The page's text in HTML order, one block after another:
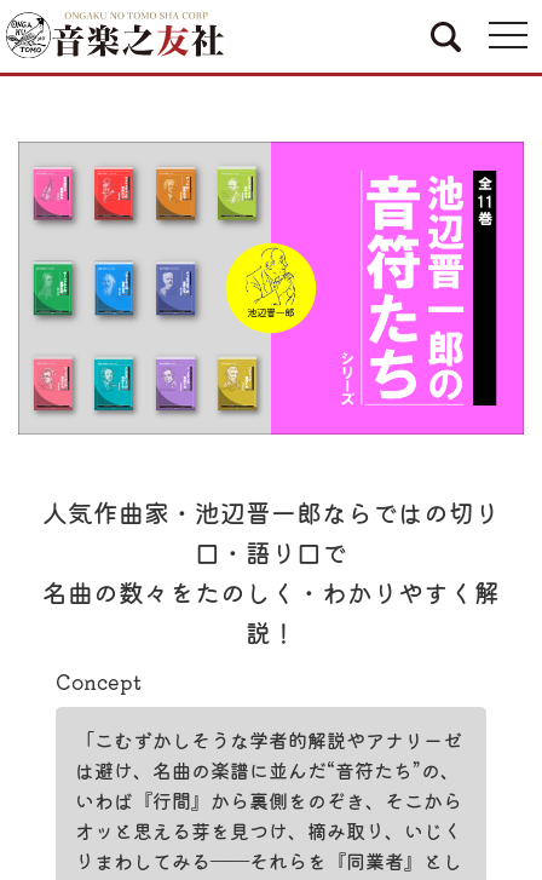
人気作曲家・池辺晋一郎ならではの切り
口・語り口で
名曲の数々をたのしく・わかりやすく解
説！
Concept
「こむずかしそうな学者的解説やアナリーゼ
は避け、名曲の楽譜に並んだ“音符たち”の、
いわば『行間』から裏側をのぞき、そこから
オッと思える芽を見つけ、摘み取り、いじく
りまわしてみる――それらを『同業者』とし